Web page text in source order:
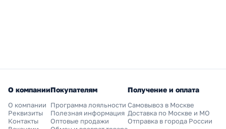
О компании
О компании
Реквизиты
Контакты
Покупателям
Программа лояльности
Полезная информация
Оптовые продажи
Получение и оплата
Самовывоз в Москве
Доставка по Москве и МО
Отправка в города России